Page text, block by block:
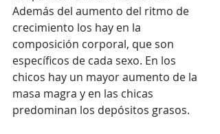
Además del aumento del ritmo de
crecimiento los hay en la
composición corporal, que son
específicos de cada sexo. En los
chicos hay un mayor aumento de la
masa magra y en las chicas
predominan los depósitos grasos.